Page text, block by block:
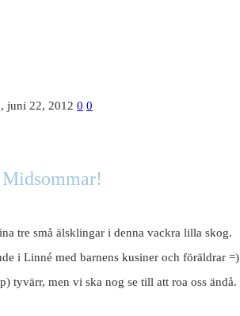
juni 22, 2012 0 0
tre små älsklingar i denna vackra lilla skog.
i Linné med barnens kusiner och föräldrar =)
tyvärr, men vi ska nog se till att roa oss ändå.